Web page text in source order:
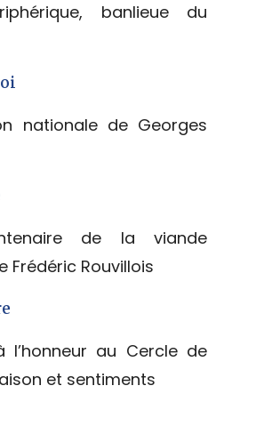
banlieue du
nationale de Georges
de la viande
Frédéric Rouvillois
l’honneur au Cercle de
et sentiments